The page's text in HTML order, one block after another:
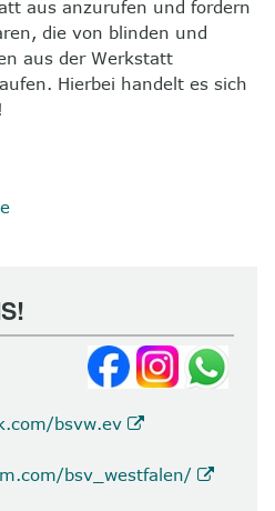
aus anzurufen und fordern
die von blinden und
aus der Werkstatt
Hierbei handelt es sich
bsvw.ev
bsv_westfalen/